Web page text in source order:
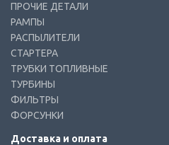
ПРОЧИЕ ДЕТАЛИ
РАМПЫ
РАСПЫЛИТЕЛИ
СТАРТЕРА
ТРУБКИ ТОПЛИВНЫЕ
ТУРБИНЫ
ФИЛЬТРЫ
ФОРСУНКИ
Доставка и оплата